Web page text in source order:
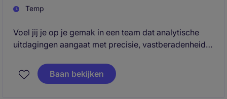
Temp
Voel jij je op je gemak in een team dat analytische
uitdagingen aangaat met precisie, vastberadenheid
druk nodig kan zijn om de beste resultaten te
bereiken, zolang er op een constructieve manier en
Baan bekijken